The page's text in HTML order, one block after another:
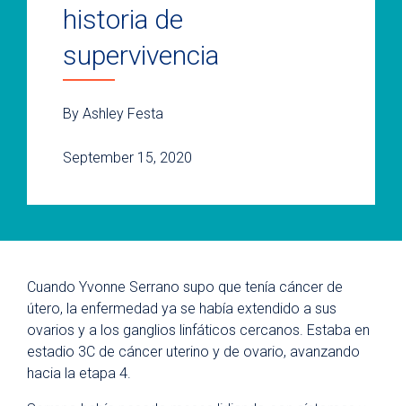
historia de
supervivencia
By Ashley Festa
September 15, 2020
Cuando Yvonne Serrano supo que tenía cáncer de
útero, la enfermedad ya se había extendido a sus
ovarios y a los ganglios linfáticos cercanos. Estaba en
estadio 3C de cáncer uterino y de ovario, avanzando
hacia la etapa 4.